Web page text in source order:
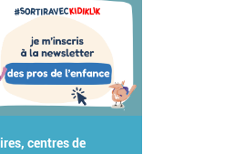
centres de